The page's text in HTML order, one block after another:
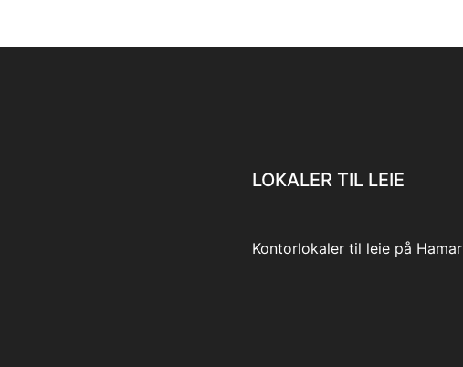
LOKALER TIL LEIE
Kontorlokaler til leie på Hamar